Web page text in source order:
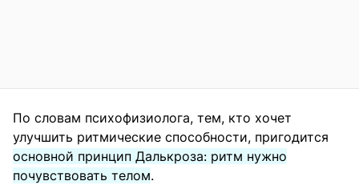
По словам психофизиолога, тем, кто хочет
улучшить ритмические способности, пригодится
основной принцип Далькроза: ритм нужно
почувствовать телом.